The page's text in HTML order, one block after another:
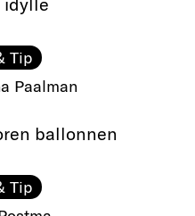
Tip
Paalman
ballonnen
Tip